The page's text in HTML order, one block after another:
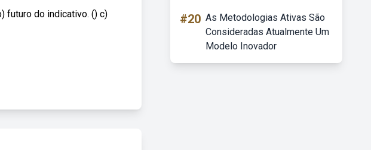
futuro do indicativo. () c)
#20 As Metodologias Ativas São
Consideradas Atualmente Um
Modelo Inovador